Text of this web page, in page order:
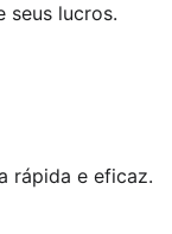
seus lucros.
rápida e eficaz.